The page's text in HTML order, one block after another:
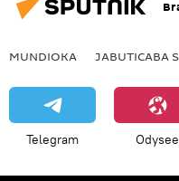
MUNDIOKA JABUTICABA
Telegram Odysee